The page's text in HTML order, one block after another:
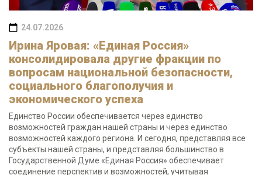
24.07.2026
Ирина Яровая: «Единая Россия»
консолидировала другие фракции по
вопросам национальной безопасности,
социального благополучия и
экономического успеха
Единство России обеспечивается через единство
возможностей граждан нашей страны и через единство
возможностей каждого региона. И сегодня, представляя все
субъекты нашей страны, и представляя большинство в
Государственной Думе «Единая Россия» обеспечивает
соединение перспектив и возможностей, учитывая